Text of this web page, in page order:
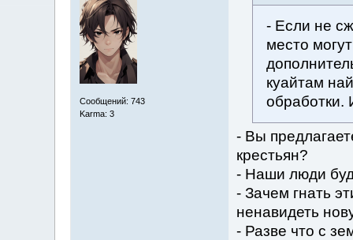
Сообщений: 743
Karma: 3
- Если не
место
куайтам
обработки.
- Вы
крестьян?
- Наши люди
- Зачем гнать
ненавидеть
- Разве что с